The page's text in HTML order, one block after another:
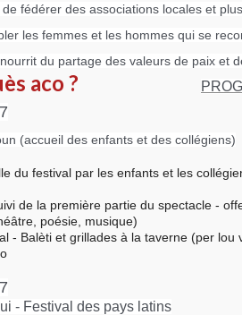
fédérer des associations locales et
les femmes et les hommes qui se
du partage des valeurs de paix et
aco ?
(accueil des enfants et des collégiens)
du festival par les enfants et les
de la première partie du spectacle -
poésie, musique)
- Balèti et grillades à la taverne (per lou
- Festival des pays latins